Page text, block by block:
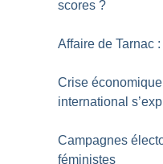
scores ?
Affaire de Tarnac
Crise
international
Campagnes
féministes